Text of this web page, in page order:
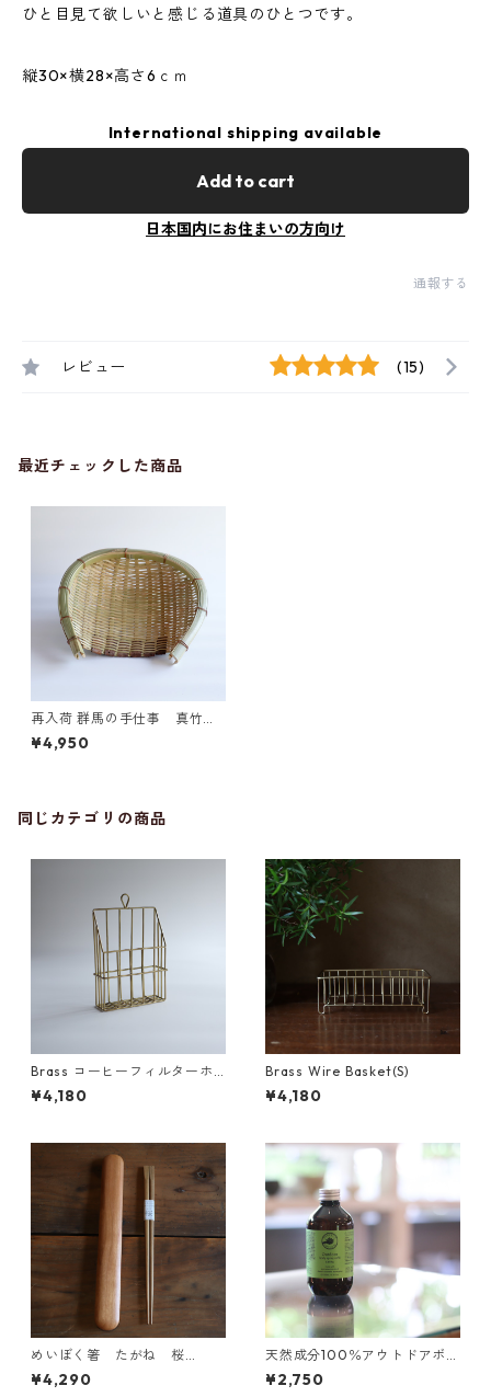
ひと目見て欲しいと感じる道具のひとつです。
縦30×横28×高さ6ｃｍ
International shipping available
Add to cart
日本国内にお住まいの方向け
通報する
レビュー (15)
最近チェックした商品
再入荷 群馬の手仕事 真竹み
ざる 小
¥4,950
同じカテゴリの商品
Brass コーヒーフィルターホ
ルダー
¥4,180
Brass Wire Basket(S)
¥4,180
めいぼく箸 たがね 桜
（大）と箸箱のセット
¥4,290
天然成分100％アウトドアボデ
ィスプレー 200ml 詰め替え
用
¥2,750